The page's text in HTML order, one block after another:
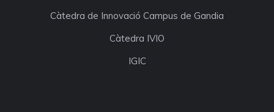
Càtedra de Innovació Campus de Gandia
Càtedra IVIO
IGIC